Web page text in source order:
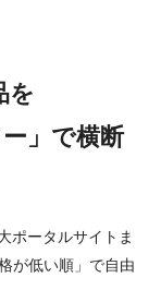
を
」で横断
ポータルサイトま
が低い順」で自由